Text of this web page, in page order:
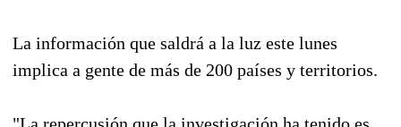
La información que saldrá a la luz este lunes
implica a gente de más de 200 países y territorios.